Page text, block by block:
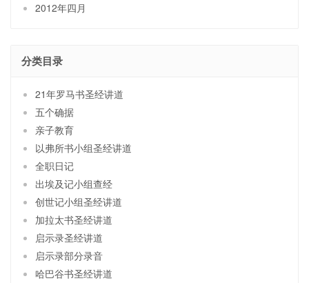
2012年四月
分类目录
21年罗马书圣经讲道
五个确据
亲子教育
以弗所书小组圣经讲道
全职日记
出埃及记小组查经
创世记小组圣经讲道
加拉太书圣经讲道
启示录圣经讲道
启示录部分录音
哈巴谷书圣经讲道